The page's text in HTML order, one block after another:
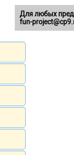
Для любых
fun-